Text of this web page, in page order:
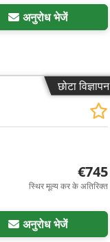
अनुरोध भेजें
छोटा विज्ञापन
€745
स्थिर मूल्य कर के अतिरिक्त
अनुरोध भेजें